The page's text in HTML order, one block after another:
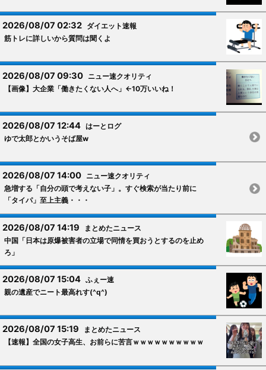
2026/08/07 02:32ダイエット速報
筋トレに詳しいから質問は聞くよ
2026/08/07 09:30ニュー速クオリティ
【画像】大企業「働きたくない人へ」←10万いいね！
2026/08/07 12:44はーとログ
ゆで太郎とかいうそば屋w
2026/08/07 14:00ニュー速クオリティ
急増する「自分の頭で考えない子」。すぐ検索が当たり前に
「タイパ」至上主義・・・
2026/08/07 14:19まとめたニュース
中国「日本は原爆被害者の立場で同情を買おうとするのを止め
ろ」
2026/08/07 15:04ふぇー速
親の遺産でニート最高れす(^q^)
2026/08/07 15:19まとめたニュース
【速報】全国の女子高生、お前らに苦言ｗｗｗｗｗｗｗｗｗｗ